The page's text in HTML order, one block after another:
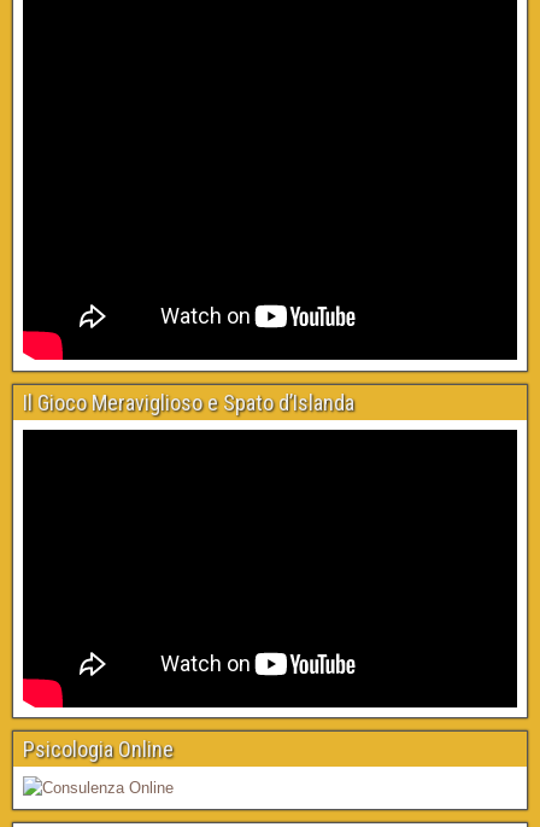
Il Gioco Meraviglioso e Spato d’Islanda
Psicologia Online